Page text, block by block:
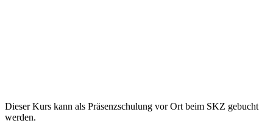
Dieser Kurs kann als Präsenzschulung vor Ort beim SKZ gebucht
werden.